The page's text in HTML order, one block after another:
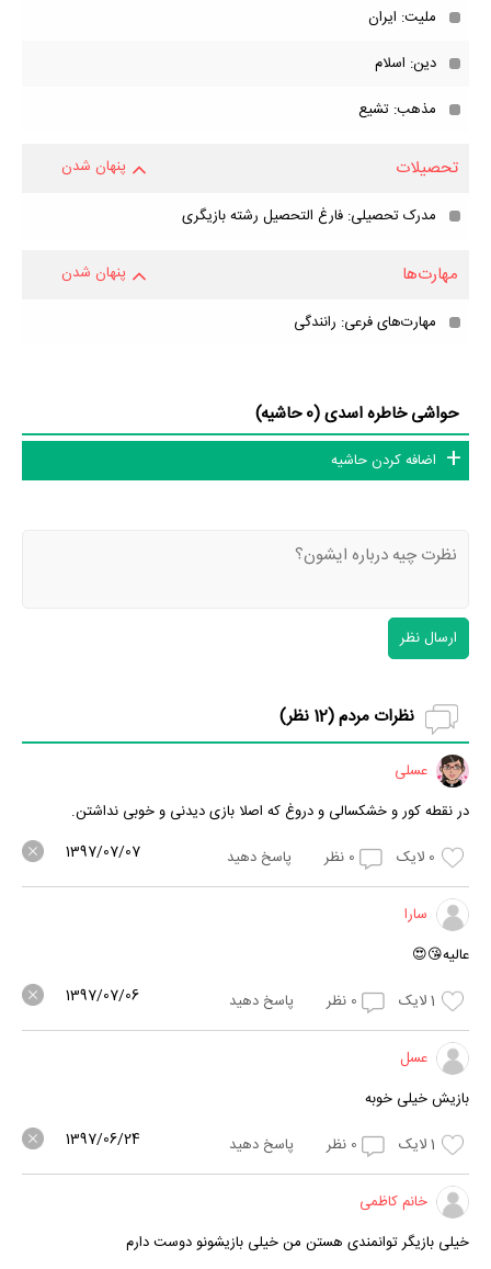
ملیت: ایران
دین: اسلام
مذهب: تشیع
تحصیلات پنهان شدن
مدرک تحصیلی: فارغ التحصیل رشته بازیگری
مهارت‌ها پنهان شدن
مهارت‌های فرعی: رانندگی
حواشی خاطره اسدی (0 حاشیه)
اضافه کردن حاشیه
ارسال نظر
نظرات مردم (12 نظر)
عسلی
در نقطه کور و خشکسالی و دروغ که اصلا بازی دیدنی و خوبی نداشتن.
0 لایک 0 نظر پاسخ دهید 1397/07/07
سارا
عالیه😘😍
1لایک 0 نظر پاسخ دهید 1397/07/06
عسل
بازیش خیلی خوبه
1لایک 0 نظر پاسخ دهید 1397/06/24
خانم کاظمی
خیلی بازیگر توانمندی هستن من خیلی بازیشونو دوست دارم